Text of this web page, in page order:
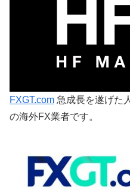
FXGT.com 急成長を遂げた
の海外FX業者です。